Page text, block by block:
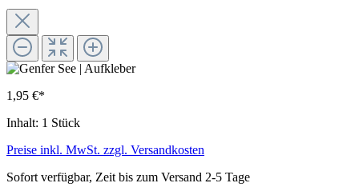
1,95 €*
Inhalt: 1 Stück
Preise inkl. MwSt. zzgl. Versandkosten
Sofort verfügbar, Zeit bis zum Versand 2-5 Tage